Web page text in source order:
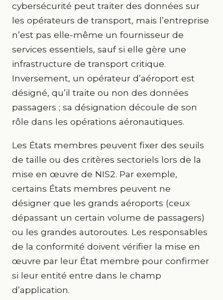
cybersécurité peut traiter des données sur
les opérateurs de transport, mais l’entreprise
n’est pas elle-même un fournisseur de
services essentiels, sauf si elle gère une
infrastructure de transport critique.
Inversement, un opérateur d’aéroport est
désigné, qu’il traite ou non des données
passagers ; sa désignation découle de son
rôle dans les opérations aéronautiques.
Les États membres peuvent fixer des seuils
de taille ou des critères sectoriels lors de la
mise en œuvre de NIS2. Par exemple,
certains États membres peuvent ne
désigner que les grands aéroports (ceux
dépassant un certain volume de passagers)
ou les grandes autoroutes. Les responsables
de la conformité doivent vérifier la mise en
œuvre par leur État membre pour confirmer
si leur entité entre dans le champ
d’application.